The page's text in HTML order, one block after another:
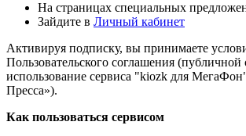
На страницах специальных
Зайдите в Личный кабинет
Активируя подписку, вы принимаете
Пользовательского соглашения
использование сервиса "kiozk для
Пресса»).
Как пользоваться сервисом